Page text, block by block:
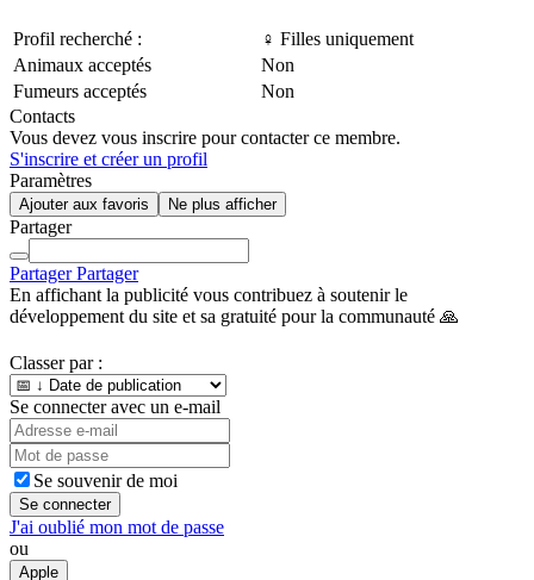
Profil recherché :
♀️ Filles uniquement
Animaux acceptés
Non
Fumeurs acceptés
Non
Contacts
Vous devez vous inscrire pour contacter ce membre.
S'inscrire et créer un profil
Paramètres
Ajouter aux favoris Ne plus afficher
Partager
PartagerPartager
En affichant la publicité vous contribuez à soutenir le
développement du site et sa gratuité pour la communauté 🙏
Classer par :
Se connecter avec un e-mail
Se souvenir de moi
Se connecter
J'ai oublié mon mot de passe
ou
Apple